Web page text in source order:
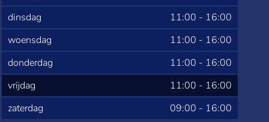
dinsdag
11:00 - 16:00
woensdag
11:00 - 16:00
donderdag
11:00 - 16:00
vrijdag
11:00 - 16:00
zaterdag
09:00 - 16:00